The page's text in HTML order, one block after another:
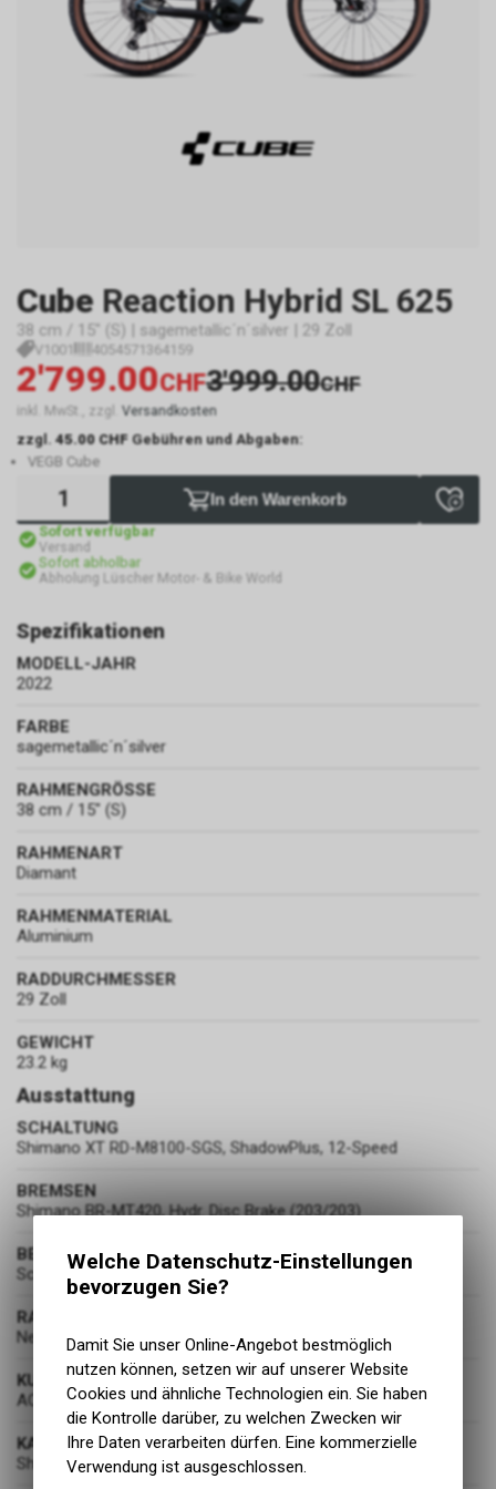
Cube Reaction Hybrid SL 625
38 cm / 15" (S) | sagemetallic´n´silver | 29 Zoll
V1001 4054571364159
2'799.00CHF3'999.00CHF
inkl. MwSt., zzgl. Versandkosten
zzgl.45.00 CHF Gebühren und Abgaben:
VEGB Cube
In den Warenkorb
Sofort verfügbar
Versand
Sofort abholbar
Abholung Lüscher Motor- & Bike World
Spezifikationen
MODELL-JAHR
2022
FARBE
sagemetallic´n´silver
RAHMENGRÖSSE
38 cm / 15" (S)
RAHMENART
Diamant
RAHMENMATERIAL
Aluminium
RADDURCHMESSER
29 Zoll
GEWICHT
23.2 kg
Ausstattung
SCHALTUNG
Shimano XT RD-M8100-SGS, ShadowPlus, 12-Speed
BREMSEN
Shimano BR-MT420, Hydr. Disc Brake (203/203)
BEREIFUNG
Schwalbe Smart Sam, Active, Kevlar, 2.6
RADSATZ
Newmen
KURBELGARNITUR
ACID E-Crank, 175mm, 38T
KASSETTE
Shimano Deore CS-M6100, 10-51T
Welche Datenschutz-Einstellungen
bevorzugen Sie?
Damit Sie unser Online-Angebot bestmöglich
nutzen können, setzen wir auf unserer Website
Cookies und ähnliche Technologien ein. Sie haben
die Kontrolle darüber, zu welchen Zwecken wir
Ihre Daten verarbeiten dürfen. Eine kommerzielle
Verwendung ist ausgeschlossen.